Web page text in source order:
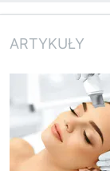
ARTYKUŁY